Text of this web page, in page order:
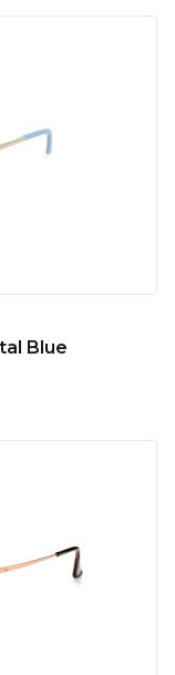
Blue